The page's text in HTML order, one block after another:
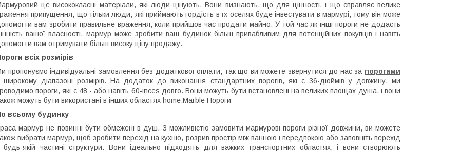
це висококласні матеріали, які люди цінують. Вони визнають, що для цінності, і що справляє велике
припущення, що тільки люди, які приймають гордість в їх оселях буде інвестувати в мармурі, тому він може
вам зробити правильне враження, коли прийшов час продати майно. У той час як інші пороги не додасть
вашої власності, мармур може зробити ваш будинок більш привабливим для потенційних покупців і навіть
вам отримувати більш високу ціну продажу.
всіх розмірів
пропонуємо індивідуальні замовлення без додаткової оплати, так що ви можете звернутися до нас за порогами
широкому діапазоні розмірів. На додаток до виконання стандартних порогів, які є 36-дюймів у довжину, ми
пороги, які є 48 - або навіть 60-inces довго. Вони можуть бути встановлені на великих площах душа, і вони
можуть бути використані в інших областях home.Marble Пороги
всьому будинку
мармур не повинні бути обмежені в душ. З можливістю замовити мармурові пороги різної довжини, ви можете
вибрати мармур, щоб зробити перехід на кухню, розрив простір між ванною і передпокою або заповніть перехід
будь-якій частині структури. Вони ідеально підходять для важких транспортних областях, і вони створюють